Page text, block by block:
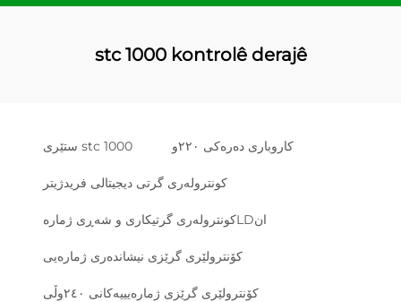
stc 1000 kontrolê derajê
ستێری stc 1000 کاروباری دەرەکی ٢٢٠و
کونترولەری گرتی دیجیتالی فریدژیتر
کونترولەری گرتیکاری و شەڕی ژمارەLDان
کۆنترولێری گرێزی نیشاندەری ژمارەیی
کۆنترولێری گرێزی ژمارەیییەکانی ٢٤٠وڵی